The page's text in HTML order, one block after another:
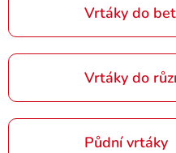
Vrtáky do
Vrtáky do
Půdní vrtáky